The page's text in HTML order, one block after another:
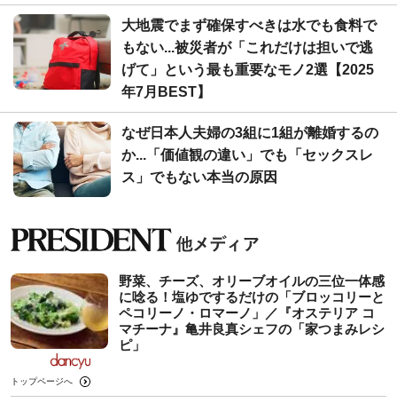
大地震でまず確保すべきは水でも食料で
もない...被災者が「これだけは担いで逃
げて」という最も重要なモノ2選【2025
年7月BEST】
なぜ日本人夫婦の3組に1組が離婚するの
か...「価値観の違い」でも「セックスレ
ス」でもない本当の原因
野菜、チーズ、オリーブオイルの三位一体感
に唸る！塩ゆでするだけの「ブロッコリーと
ペコリーノ・ロマーノ」／『オステリア コ
マチーナ』亀井良真シェフの「家つまみレシ
ピ」
トップページへ